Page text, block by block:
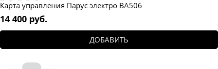
Карта управления Парус электро BA506
14 400 руб.
ДОБАВИТЬ